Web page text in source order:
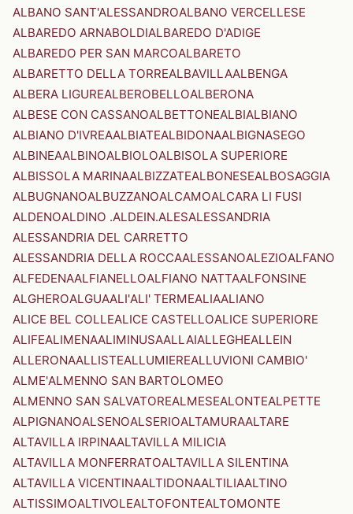
ALBANO SANT'ALESSANDROALBANO VERCELLESE
ALBAREDO ARNABOLDIALBAREDO D'ADIGE
ALBAREDO PER SAN MARCOALBARETO
ALBARETTO DELLA TORREALBAVILLAALBENGA
ALBERA LIGUREALBEROBELLOALBERONA
ALBESE CON CASSANOALBETTONEALBIALBIANO
ALBIANO D'IVREAALBIATEALBIDONAALBIGNASEGO
ALBINEAALBINOALBIOLOALBISOLA SUPERIORE
ALBISSOLA MARINAALBIZZATEALBONESEALBOSAGGIA
ALBUGNANOALBUZZANOALCAMOALCARA LI FUSI
ALDENOALDINO .ALDEIN.ALESALESSANDRIA
ALESSANDRIA DEL CARRETTO
ALESSANDRIA DELLA ROCCAALESSANOALEZIOALFANO
ALFEDENAALFIANELLOALFIANO NATTAALFONSINE
ALGHEROALGUAALI'ALI' TERMEALIAALIANO
ALICE BEL COLLEALICE CASTELLOALICE SUPERIORE
ALIFEALIMENAALIMINUSAALLAIALLEGHEALLEIN
ALLERONAALLISTEALLUMIEREALLUVIONI CAMBIO'
ALME'ALMENNO SAN BARTOLOMEO
ALMENNO SAN SALVATOREALMESEALONTEALPETTE
ALPIGNANOALSENOALSERIOALTAMURAALTARE
ALTAVILLA IRPINAALTAVILLA MILICIA
ALTAVILLA MONFERRATOALTAVILLA SILENTINA
ALTAVILLA VICENTINAALTIDONAALTILIAALTINO
ALTISSIMOALTIVOLEALTOFONTEALTOMONTE